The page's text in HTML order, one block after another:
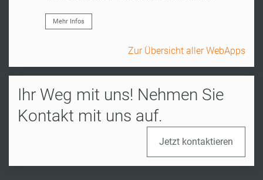
Mehr Infos
Zur Übersicht aller WebApps
Ihr Weg mit uns! Nehmen Sie
Kontakt mit uns auf.
Jetzt kontaktieren